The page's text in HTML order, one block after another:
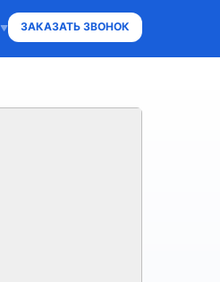
ЗАКАЗАТЬ ЗВОНОК